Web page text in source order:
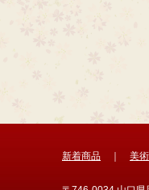
新着商品 美